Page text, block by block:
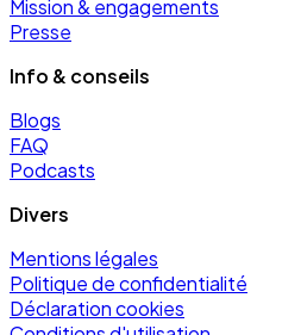
Mission & engagements
Presse
Info & conseils
Blogs
FAQ
Podcasts
Divers
Mentions légales
Politique de confidentialité
Déclaration cookies